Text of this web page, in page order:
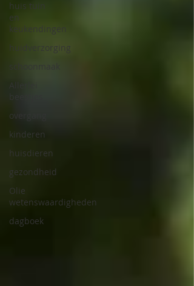
huis tuin
en
keukendingen
huidverzorging
schoonmaak
Allerlei
overgang
kinderen
huisdieren
gezondheid
Olie
wetenswaardigheden
dagboek